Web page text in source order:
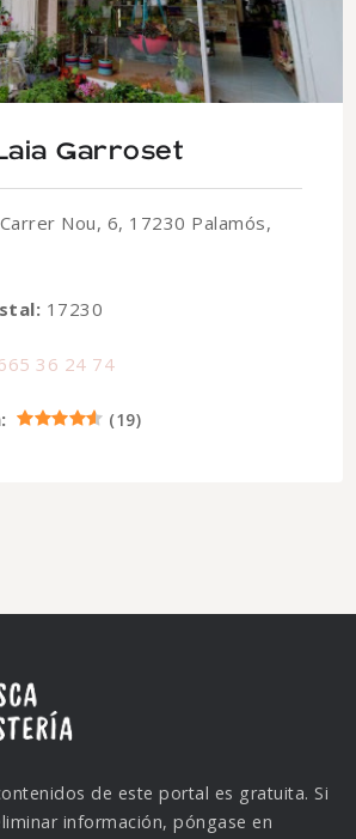
Garroset
Carrer Nou, 6, 17230 Palamós,
17230
36 24 74
(19)
de este portal es gratuita. Si
información, póngase en